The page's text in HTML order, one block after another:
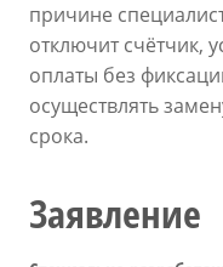
причине
отключит счётчик,
оплаты без
осуществлять
срока.
Заявление